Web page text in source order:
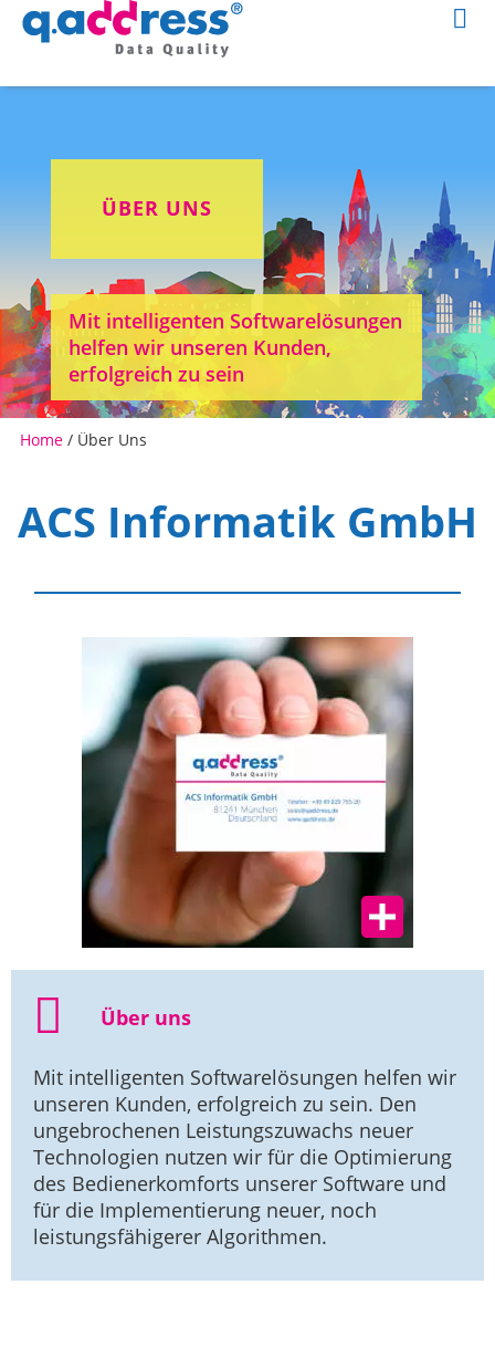
ÜBER UNS
Mit intelligenten Softwarelösungen
helfen wir unseren Kunden,
erfolgreich zu sein
Home / Über Uns
ACS Informatik GmbH
Über uns
Mit intelligenten Softwarelösungen helfen wir
unseren Kunden, erfolgreich zu sein. Den
ungebrochenen Leistungszuwachs neuer
Technologien nutzen wir für die Optimierung
des Bedienerkomforts unserer Software und
für die Implementierung neuer, noch
leistungsfähigerer Algorithmen.